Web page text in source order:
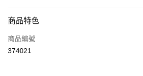
信用卡
Apple Pay
商品特色
商品編號
374021